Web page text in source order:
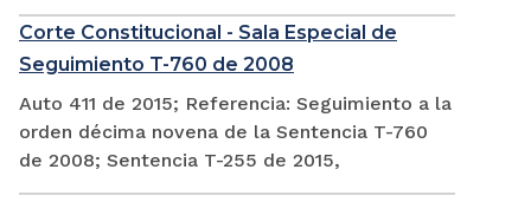
Corte Constitucional - Sala Especial de
Seguimiento T-760 de 2008
Auto 411 de 2015; Referencia: Seguimiento a la
orden décima novena de la Sentencia T-760
de 2008; Sentencia T-255 de 2015,